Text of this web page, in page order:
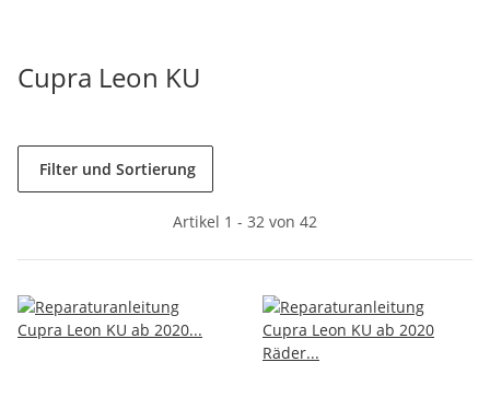
Cupra Leon KU
Filter und Sortierung
Artikel 1 - 32 von 42